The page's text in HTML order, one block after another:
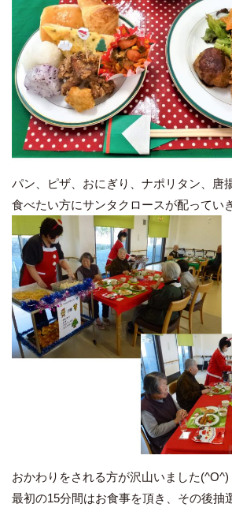
パン、ピザ、おにぎり、ナポリタン、唐
食べたい方にサンタクロースが配ってい
おかわりをされる方が沢山いました(^O^)
最初の15分間はお食事を頂き、その後抽